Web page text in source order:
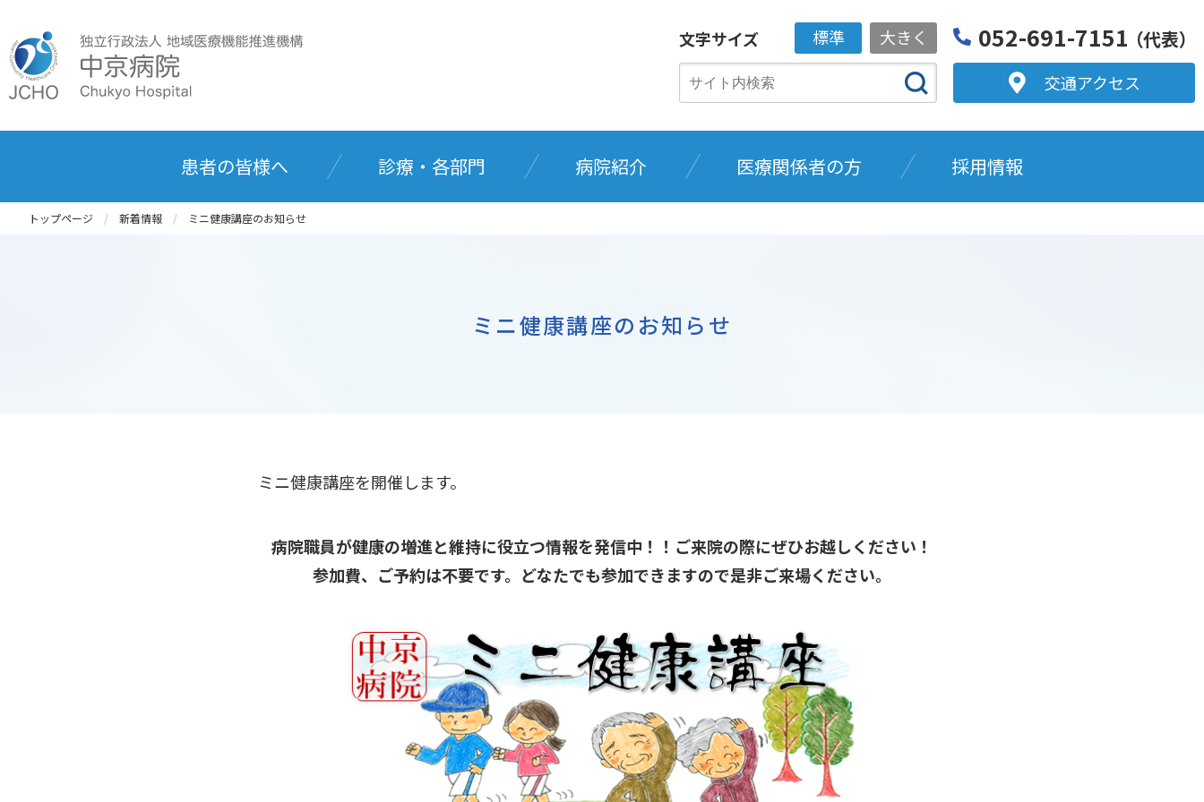
文字サイズ 標準 大きく 052-691-7151 （代表）
交通アクセス
患者の皆様へ 診療・各部門 病院紹介 医療関係者の方 採用情報
トップページ 新着情報 ミニ健康講座のお知らせ
ミニ健康講座のお知らせ
ミニ健康講座を開催します。
病院職員が健康の増進と維持に役立つ情報を発信中！！ご来院の際にぜひお越しください！
参加費、ご予約は不要です。どなたでも参加できますので是非ご来場ください。